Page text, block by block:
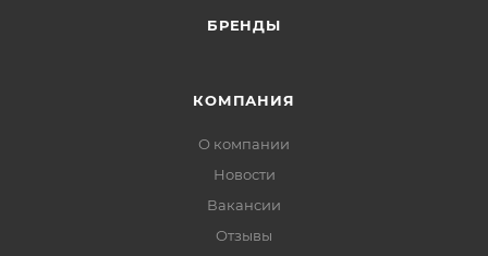
БРЕНДЫ
КОМПАНИЯ
О компании
Новости
Вакансии
Отзывы